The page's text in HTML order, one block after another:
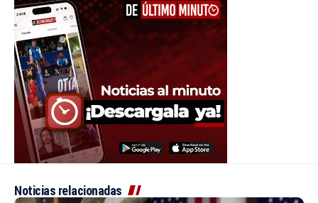
Noticias relacionadas